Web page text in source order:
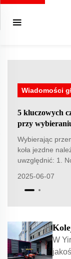
Wiadomości
5 kluczowych
przy
Wybierając
koła jezdne
uwzględnić: 1.
+25% zapas
bezpieczeństwa)
podłóg vs. nylon
chropowatych
powierzchni) 3.
temperatur 4.
2025-06-07
W